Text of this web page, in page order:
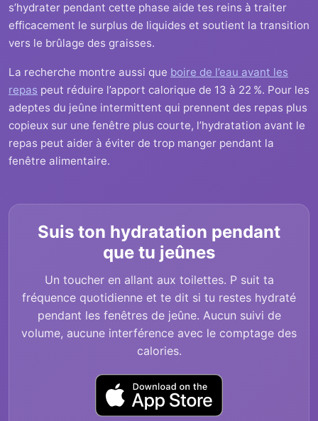
s’hydrater pendant cette phase aide tes reins à traiter
efficacement le surplus de liquides et soutient la transition
vers le brûlage des graisses.
La recherche montre aussi que boire de l’eau avant les
repas peut réduire l’apport calorique de 13 à 22 %. Pour les
adeptes du jeûne intermittent qui prennent des repas plus
copieux sur une fenêtre plus courte, l’hydratation avant le
repas peut aider à éviter de trop manger pendant la
fenêtre alimentaire.
Suis ton hydratation pendant
que tu jeûnes
Un toucher en allant aux toilettes. P suit ta
fréquence quotidienne et te dit si tu restes hydraté
pendant les fenêtres de jeûne. Aucun suivi de
volume, aucune interférence avec le comptage des
calories.